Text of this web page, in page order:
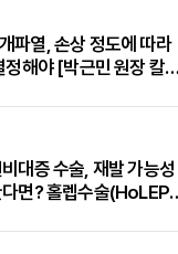
파열, 손상 정도에 따라
정해야 [박근민 원장 칼
대증 수술, 재발 가능성
면? 홀렙수술(HoLEP)